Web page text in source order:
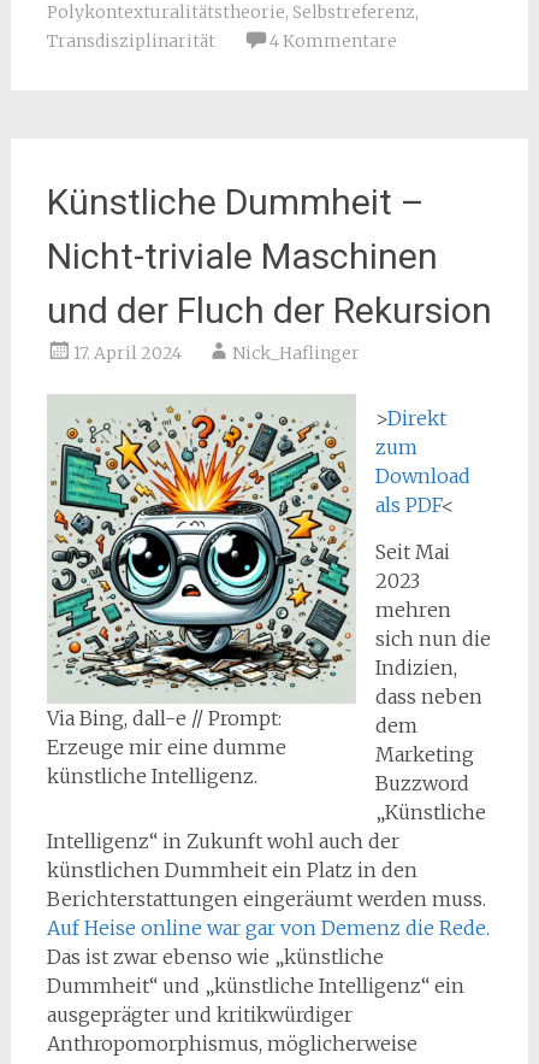
Polykontexturalitätstheorie, Selbstreferenz,
Transdisziplinarität
4 Kommentare
Künstliche Dummheit –
Nicht-triviale Maschinen
und der Fluch der Rekursion
17. April 2024 Nick_Haflinger
Via Bing, dall-e // Prompt:
Erzeuge mir eine dumme
künstliche Intelligenz.
>Direkt
zum
Download
als PDF<
Seit Mai
2023
mehren
sich nun die
Indizien,
dass neben
dem
Marketing
Buzzword
„Künstliche
Intelligenz“ in Zukunft wohl auch der
künstlichen Dummheit ein Platz in den
Berichterstattungen eingeräumt werden muss.
Auf Heise online war gar von Demenz die Rede.
Das ist zwar ebenso wie „künstliche
Dummheit“ und „künstliche Intelligenz“ ein
ausgeprägter und kritikwürdiger
Anthropomorphismus, möglicherweise